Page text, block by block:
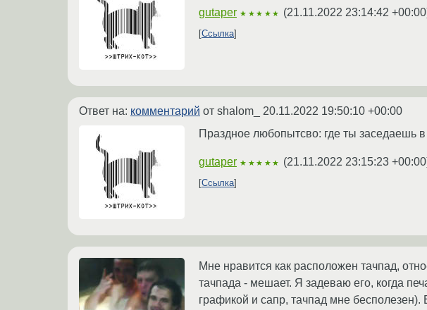
gutaper ★★★★★ (21.11.2022 23:14:42 +00:00
Ссылка
Ответ на: комментарий от shalom_ 20.11.2022 19:50:10 +00:00
Праздное любопытсво: где ты заседаешь в
gutaper ★★★★★ (21.11.2022 23:15:23 +00:00
Ссылка
Мне нравится как расположен тачпад,
тачпада - мешает. Я задеваю его, когда
графикой и сапр, тачпад мне